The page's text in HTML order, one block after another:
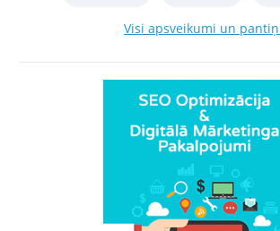
Visi apsveikumi un